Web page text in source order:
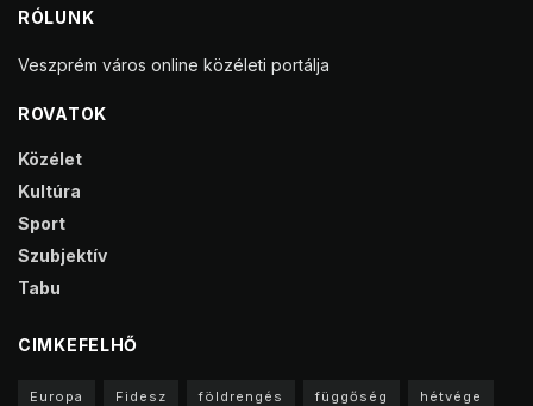
RÓLUNK
Veszprém város online közéleti portálja
ROVATOK
Közélet
Kultúra
Sport
Szubjektív
Tabu
CIMKEFELHŐ
Europa Fidesz földrengés függőség hétvége